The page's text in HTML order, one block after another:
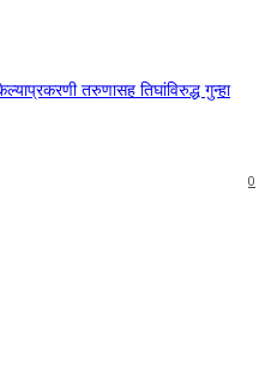
तरुणासह तिघांविरुद्ध गुन्हा
0